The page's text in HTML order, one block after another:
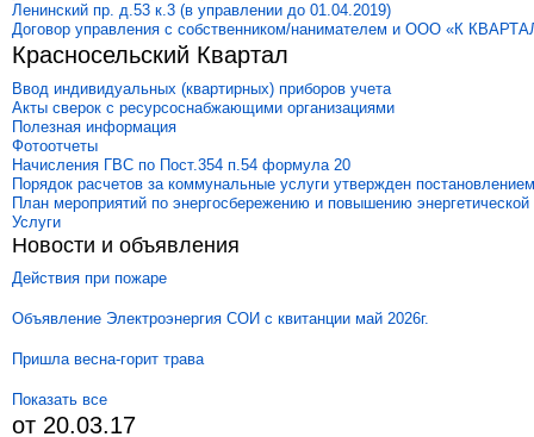
Ленинский пр. д.53 к.3 (в управлении до 01.04.2019)
Договор управления с собственником/нанимателем и ООО «К
Красносельский Квартал
Ввод индивидуальных (квартирных) приборов учета
Акты сверок с ресурсоснабжающими организациями
Полезная информация
Фотоотчеты
Начисления ГВС по Пост.354 п.54 формула 20
Порядок расчетов за коммунальные услуги утвержден
План мероприятий по энергосбережению и повышению
Услуги
Новости и объявления
Действия при пожаре
Объявление Электроэнергия СОИ с квитанции май 2026г.
Пришла весна-горит трава
Показать все
от 20.03.17